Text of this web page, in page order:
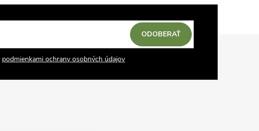
podmienkami ochrany osobných údajov
ODOBERAŤ